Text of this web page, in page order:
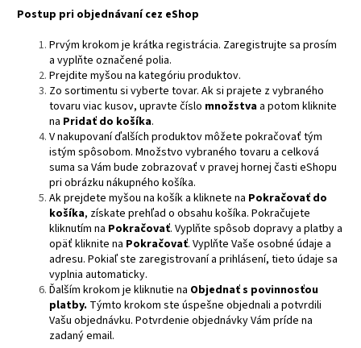
Postup pri objednávaní cez eShop
Prvým krokom je krátka registrácia. Zaregistrujte sa prosím
a vyplňte označené polia.
Prejdite myšou na kategóriu produktov.
Zo sortimentu si vyberte tovar. Ak si prajete z vybraného
tovaru viac kusov, upravte číslo množstva a potom kliknite
na Pridať do košíka.
V nakupovaní ďalších produktov môžete pokračovať tým
istým spôsobom. Množstvo vybraného tovaru a celková
suma sa Vám bude zobrazovať v pravej hornej časti eShopu
pri obrázku nákupného košíka.
Ak prejdete myšou na košík a kliknete na Pokračovať do
košíka, získate prehľad o obsahu košíka. Pokračujete
kliknutím na Pokračovať. Vyplňte spôsob dopravy a platby a
opäť kliknite na Pokračovať. Vyplňte Vaše osobné údaje a
adresu. Pokiaľ ste zaregistrovaní a prihlásení, tieto údaje sa
vyplnia automaticky.
Ďalším krokom je kliknutie na Objednať s povinnosťou
platby. Týmto krokom ste úspešne objednali a potvrdili
Vašu objednávku. Potvrdenie objednávky Vám príde na
zadaný email.